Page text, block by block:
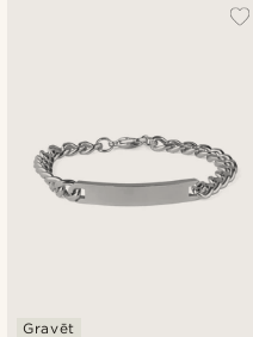
Gravēt